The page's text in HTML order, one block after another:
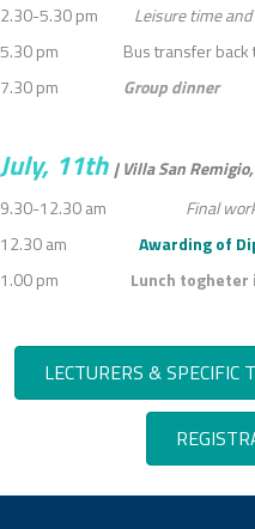
2.30-5.30 pm Leisure time
5.30 pm Bus transfer back
7.30 pm
Group dinner
July, 11th | Villa San
9.30-12.30 am Final
12.30 am Awarding of
1.00 pm
Lunch togheter
LECTURERS & SPECIFIC